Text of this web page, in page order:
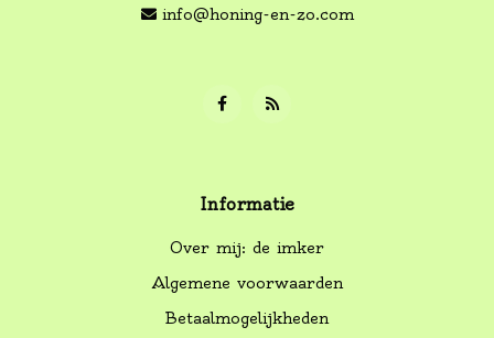
info@honing-en-zo.com
Informatie
Over mij: de imker
Algemene voorwaarden
Betaalmogelijkheden